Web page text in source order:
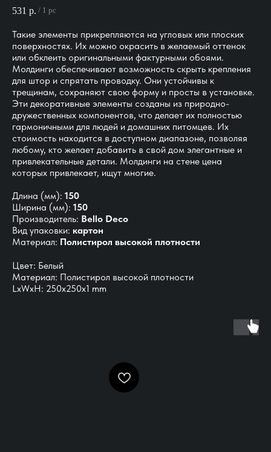
531 р. / 1 pc
Такие элементы прикрепляются на угловых или плоских
поверхностях. Их можно окрасить в желаемый оттенок
или обклеить оригинальными фактурными обоями.
Молдинги обеспечивают возможность скрыть крепления
для штор и спрятать проводку. Они устойчивы к
трещинам, сохраняют свою форму и просты в установке.
Эти декоративные элементы созданы из природно-
дружественных компонентов, что делает их полностью
гармоничными для людей и домашних питомцев. Их
стоимость находится в доступном диапазоне, позволяя
любому, кто желает добавить в свой дом элегантные и
привлекательные детали. Молдинги на стене цена
которых привлекает, ищут многие.
Длина (мм): 150
Ширина (мм): 150
Производитель: Bello Deco
Вид упаковки: картон
Материал: Полистирол высокой плотности
Цвет: Белый
Материал: Полистирол высокой плотности
LxWxH: 250x250x1 mm